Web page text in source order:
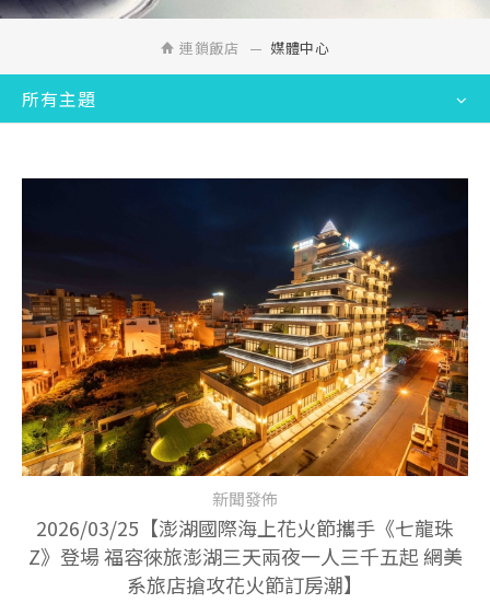
連鎖飯店 媒體中心
所有主題
新聞發佈
2026/03/25【澎湖國際海上花火節攜手《七龍珠
Z》登場 福容徠旅澎湖三天兩夜一人三千五起 網美
系旅店搶攻花火節訂房潮】